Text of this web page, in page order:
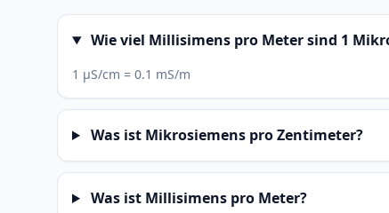
Wie viel Millisimens pro Meter sind 1
1 μS/cm = 0.1 mS/m
Was ist Mikrosiemens pro Zentimeter?
Was ist Millisimens pro Meter?